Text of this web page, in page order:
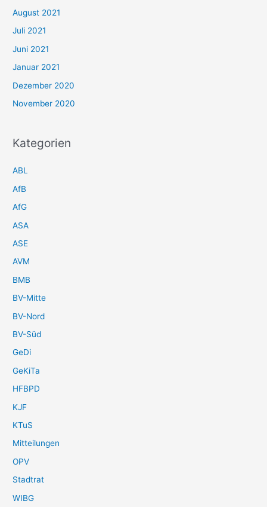
August 2021
Juli 2021
Juni 2021
Januar 2021
Dezember 2020
November 2020
Kategorien
ABL
AfB
AfG
ASA
ASE
AVM
BMB
BV-Mitte
BV-Nord
BV-Süd
GeDi
GeKiTa
HFBPD
KJF
KTuS
Mitteilungen
OPV
Stadtrat
WIBG